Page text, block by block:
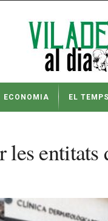
ECONOMIA EL TEMPS